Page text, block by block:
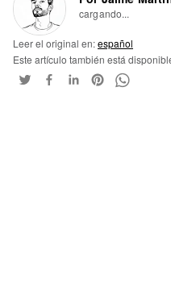
cargando...
Leer el original en:español
Este artículo también está